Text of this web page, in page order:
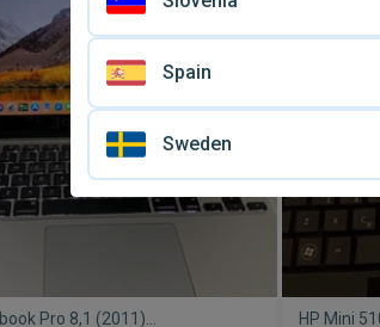
Pro 8,1 (2011)
HP Mini
Spain
Sweden